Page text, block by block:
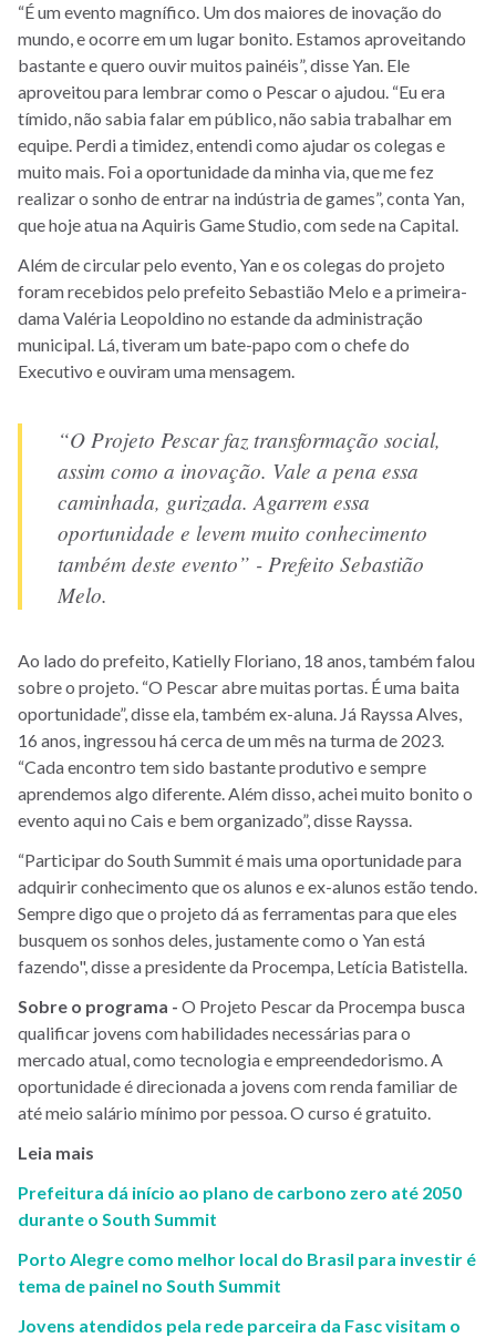
“É um evento magnífico. Um dos maiores de inovação do
mundo, e ocorre em um lugar bonito. Estamos aproveitando
bastante e quero ouvir muitos painéis”, disse Yan. Ele
aproveitou para lembrar como o Pescar o ajudou. “Eu era
tímido, não sabia falar em público, não sabia trabalhar em
equipe. Perdi a timidez, entendi como ajudar os colegas e
muito mais. Foi a oportunidade da minha via, que me fez
realizar o sonho de entrar na indústria de games”, conta Yan,
que hoje atua na Aquiris Game Studio, com sede na Capital.
Além de circular pelo evento, Yan e os colegas do projeto
foram recebidos pelo prefeito Sebastião Melo e a primeira-
dama Valéria Leopoldino no estande da administração
municipal. Lá, tiveram um bate-papo com o chefe do
Executivo e ouviram uma mensagem.
“O Projeto Pescar faz transformação social,
assim como a inovação. Vale a pena essa
caminhada, gurizada. Agarrem essa
oportunidade e levem muito conhecimento
também deste evento” - Prefeito Sebastião
Melo.
Ao lado do prefeito, Katielly Floriano, 18 anos, também falou
sobre o projeto. “O Pescar abre muitas portas. É uma baita
oportunidade”, disse ela, também ex-aluna. Já Rayssa Alves,
16 anos, ingressou há cerca de um mês na turma de 2023.
“Cada encontro tem sido bastante produtivo e sempre
aprendemos algo diferente. Além disso, achei muito bonito o
evento aqui no Cais e bem organizado”, disse Rayssa.
“Participar do South Summit é mais uma oportunidade para
adquirir conhecimento que os alunos e ex-alunos estão tendo.
Sempre digo que o projeto dá as ferramentas para que eles
busquem os sonhos deles, justamente como o Yan está
fazendo", disse a presidente da Procempa, Letícia Batistella.
Sobre o programa - O Projeto Pescar da Procempa busca
qualificar jovens com habilidades necessárias para o
mercado atual, como tecnologia e empreendedorismo. A
oportunidade é direcionada a jovens com renda familiar de
até meio salário mínimo por pessoa. O curso é gratuito.
Leia mais
Prefeitura dá início ao plano de carbono zero até 2050
durante o South Summit
Porto Alegre como melhor local do Brasil para investir é
tema de painel no South Summit
Jovens atendidos pela rede parceira da Fasc visitam o